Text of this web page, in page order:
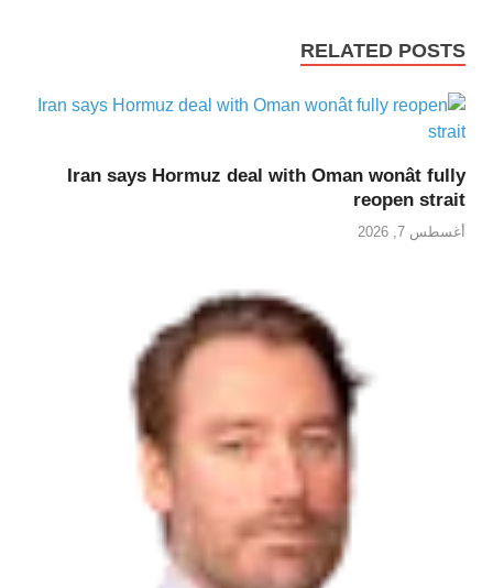
RELATED POSTS
Iran says Hormuz deal with Oman wonât fully
reopen strait
أغسطس 7, 2026